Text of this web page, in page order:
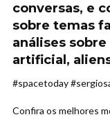
conversas, e
sobre temas
análises
artificial,
#spacetoday
Confira os melhores